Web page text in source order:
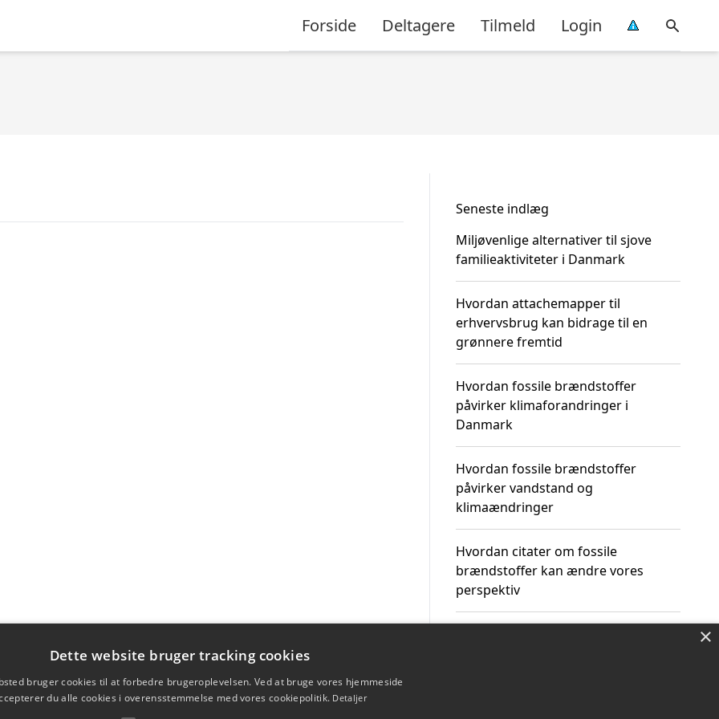
Forside Deltagere Tilmeld Login
Seneste indlæg
Miljøvenlige alternativer til sjove
familieaktiviteter i Danmark
Hvordan attachemapper til
erhvervsbrug kan bidrage til en
grønnere fremtid
Hvordan fossile brændstoffer
påvirker klimaforandringer i
Danmark
Hvordan fossile brændstoffer
påvirker vandstand og
klimaændringer
Hvordan citater om fossile
brændstoffer kan ændre vores
perspektiv
×
Dette website bruger tracking cookies
bruger cookies til at forbedre brugeroplevelsen. Ved at bruge vores hjemmeside
du alle cookies i overensstemmelse med vores cookiepolitik. Detaljer